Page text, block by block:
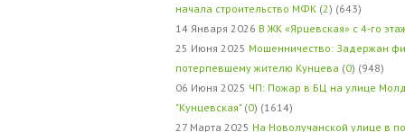
начала строительство МФК (2) (643)
14 Января 2026 В ЖК «Ярцевская» с 4-го
25 Июня 2025 Мошенничество: Задержан
потерпевшему жителю Кунцева (0) (948)
06 Июня 2025 ЧП: Пожар в БЦ на улице
"Кунцевская" (0) (1614)
27 Марта 2025 На Новолучанской улице в